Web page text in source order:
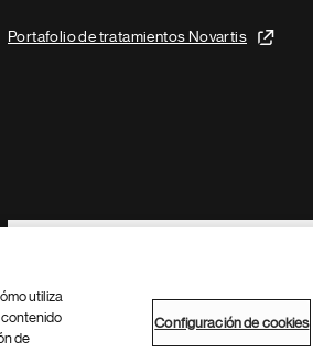
Portafolio de tratamientos Novartis
Footer Site Search
utiliza
contenido
de
Configuración de cookies